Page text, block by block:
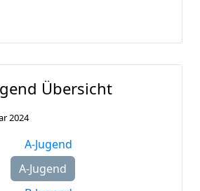
Übersicht
2024
A-Jugend